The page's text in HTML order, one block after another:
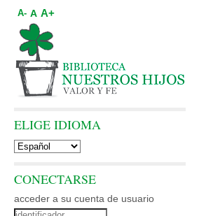
A- A A+
ELIGE IDIOMA
CONECTARSE
acceder a su cuenta de usuario